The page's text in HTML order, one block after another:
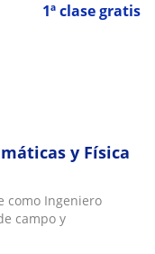
1ª clase gratis
y Física
como Ingeniero
campo y